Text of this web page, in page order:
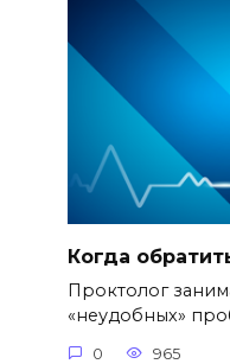
Когда
Проктолог
«неудобных»
0 965